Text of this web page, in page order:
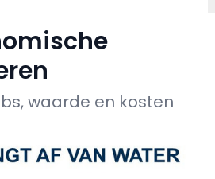
waarde en kosten